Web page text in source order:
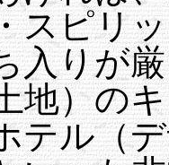
スピリ
入りが
地）の
テル（